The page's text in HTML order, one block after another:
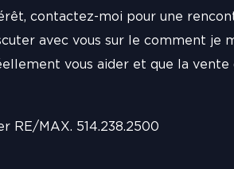
contactez-moi pour une
avec vous sur le comment je
vous aider et que la
RE/MAX. 514.238.2500